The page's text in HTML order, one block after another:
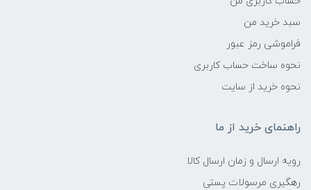
سبد خرید من
فراموشی رمز عبور
نحوه ساخت حساب کاربری
نحوه خرید از سایت
راهنمای خرید از ما
رویه ارسال و زمان ارسال کالا
رهگیری مرسولات پستی